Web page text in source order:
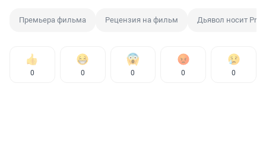
Премьера фильма Рецензия на фильм Дьявол носит
0 0 0 0 0